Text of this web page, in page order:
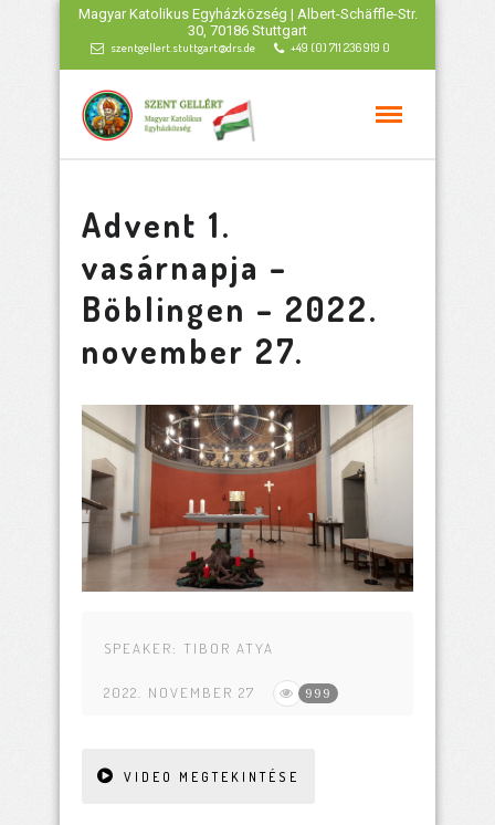
Magyar Katolikus Egyházközség | Albert-Schäffle-Str.
30, 70186 Stuttgart
szentgellert.stuttgart@drs.de +49 (0) 711 236 919 0
Advent 1.
vasárnapja –
Böblingen – 2022.
november 27.
SPEAKER: TIBOR ATYA
2022. NOVEMBER 27 999
VIDEO MEGTEKINTÉSE